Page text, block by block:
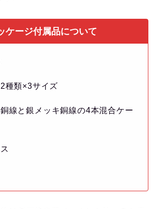
ケージ付属品について
種類×3サイズ
線と銀メッキ銅線の4本混合ケー